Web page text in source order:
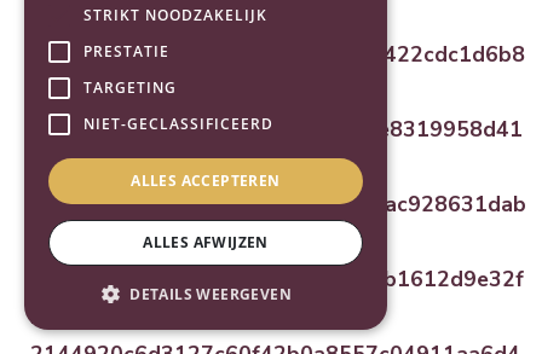
Hogeweg 12 Bennekom
214492ba728039a1304c8490eb7422cdc1d6b8
Hollandseweg 116 Wageningen
214492b665f60e24b843bf9a266e8319958d41
Hollandseweg 141 Wageningen
21449259aa510b0d8a47278a081ac928631dab
Hollandseweg 154 Wageningen
214492bc649ca1749d49289d36bb1612d9e32f
Hollandseweg 162 Wageningen
STRIKT NOODZAKELIJK
PRESTATIE
TARGETING
NIET-GECLASSIFICEERD
ALLES ACCEPTEREN
ALLES AFWIJZEN
DETAILS WEERGEVEN